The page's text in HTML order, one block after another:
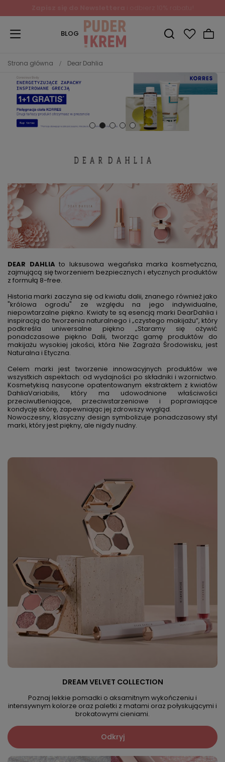
BLOG
Strona główna Dear Dahlia
DEAR DAHLIAto luksusowa wegańska marka kosmetyczna,
zajmującą się tworzeniem bezpiecznych i etycznych produktów
z formułą 8-free.
Historia marki zaczyna się od kwiatu dalii, znanego również jako
"królowa ogrodu" ze względu na jego indywidualne,
niepowtarzalne piękno. Kwiaty te są esencją marki DearDahlia i
inspiracją do tworzenia naturalnego i „czystego makijażu”, który
podkreśla uniwersalne piękno „Staramy się ożywić
ponadczasowe piękno Dalii, tworząc gamę produktów do
makijażu wysokiej jakości, która Nie Zagraża Środowisku, jest
Naturalna i Etyczna.
Celem marki jest tworzenie innowacyjnych produktów we
wszystkich aspektach: od wydajności po składniki i wzornictwo.
Kosmetykisą nasycone opatentowanym ekstraktem z kwiatów
DahliaVariabilis, który ma udowodnione właściwości
przeciwutleniające, przeciwstarzeniowe i poprawiające
kondycję skórę, zapewniając jej zdrowszy wygląd.
Nowoczesny, klasyczny design symbolizuje ponadczasowy styl
marki, który jest piękny, ale nigdy nudny.
DREAM VELVET COLLECTION
Poznaj lekkie pomadki o aksamitnym wykończeniu i
intensywnym kolorze oraz paletki z matami oraz połyskującymi i
brokatowymi cieniami.
Odkryj